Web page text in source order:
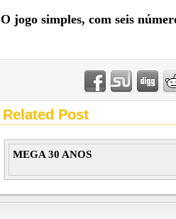
O jogo simples, com seis
Related Post
MEGA 30 ANOS